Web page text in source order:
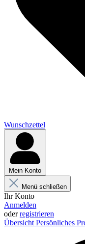
Wunschzettel
Mein Konto
Menü schließen
Ihr Konto
Anmelden
oderregistrieren
Übersicht Persönliches